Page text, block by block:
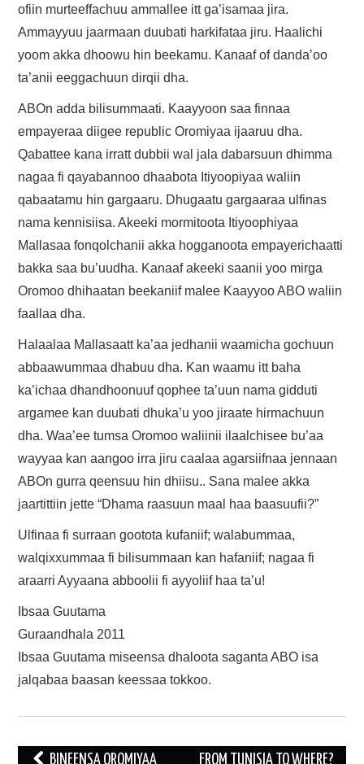
ofiin murteeffachuu ammallee itt ga’isamaa jira.
Ammayyuu jaarmaan duubati harkifataa jiru. Haalichi
yoom akka dhoowu hin beekamu. Kanaaf of danda’oo
ta’anii eeggachuun dirqii dha.
ABOn adda bilisummaati. Kaayyoon saa finnaa
empayeraa diigee republic Oromiyaa ijaaruu dha.
Qabattee kana irratt dubbii wal jala dabarsuun dhimma
nagaa fi qayabannoo dhaabota Itiyoopiyaa waliin
qabaatamu hin gargaaru. Dhugaatu gargaaraa ulfinas
nama kennisiisa. Akeeki mormitoota Itiyoophiyaa
Mallasaa fonqolchanii akka hogganoota empayerichaatti
bakka saa bu’uudha. Kanaaf akeeki saanii yoo mirga
Oromoo dhihaatan beekaniif malee Kaayyoo ABO waliin
faallaa dha.
Halaalaa Mallasaatt ka’aa jedhanii waamicha gochuun
abbaawummaa dhabuu dha. Kan waamu itt baha
ka’ichaa dhandhoonuuf qophee ta’uun nama gidduti
argamee kan duubati dhuka’u yoo jiraate hirmachuun
dha. Waa’ee tumsa Oromoo waliinii ilaalchisee bu’aa
wayyaa kan aangoo irra jiru caalaa agarsiifnaa jennaan
ABOn gurra qeensuu hin dhiisu.. Sana malee akka
jaartittiin jette “Dhama raasuun maal haa baasuufii?”
Ulfinaa fi surraan gootota kufaniif; walabummaa,
walqixxummaa fi bilisummaan kan hafaniif; nagaa fi
araarri Ayyaana abboolii fi ayyoliif haa ta’u!
Ibsaa Guutama
Guraandhala 2011
Ibsaa Guutama miseensa dhaloota saganta ABO isa
jalqabaa baasan keessaa tokkoo.
Post BINEENSA OROMIYAA
FROM TUNISIA TO WHERE?